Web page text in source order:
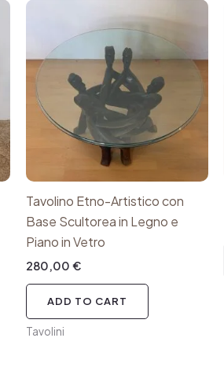
Tavolino Etno-Artistico con
Base Scultorea in Legno e
Piano in Vetro
280,00 €
ADD TO CART
Tavolini